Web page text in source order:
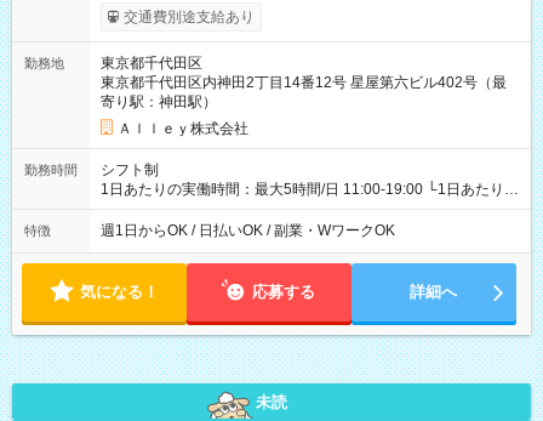
給与は本採用時と同じです。
交通費別途支給あり
勤務地
東京都千代田区
東京都千代田区内神田2丁目14番12号 星屋第六ビル402号（最
寄り駅：神田駅）
Ａｌｌｅｙ株式会社
勤務時間
シフト制
1日あたりの実働時間：最大5時間/日 11:00-19:00 └1日あたりの
実働時間：1-5時間 └上記の時間帯内であれば、いつでも勤務可
能！ └平日・土曜日の中で、お好きな曜日でご勤務いただけま
18:00 などのように、自由な働き方が可能なお仕事です！
特徴 週1日からOK / 日払いOK / 副業・WワークOK
気になる！ 応募する 詳細へ
未読